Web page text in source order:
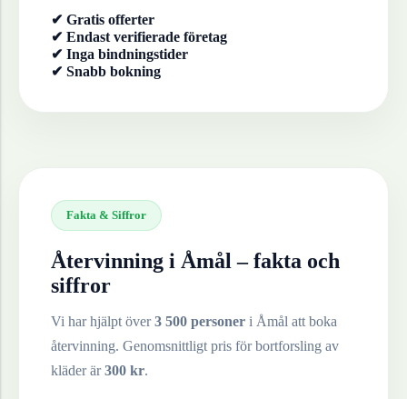
✔ Gratis offerter
✔ Endast verifierade företag
✔ Inga bindningstider
✔ Snabb bokning
Fakta & Siffror
Återvinning i Åmål – fakta och
siffror
Vi har hjälpt över3 500 personer i Åmål att boka
återvinning. Genomsnittligt pris för bortforsling av
kläderär300 kr.